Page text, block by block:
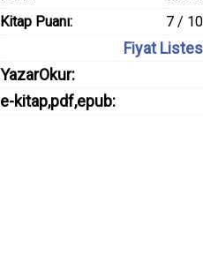
Kitap Puanı:
7 /
Fiyat
YazarOkur:
e-kitap,pdf,epub: